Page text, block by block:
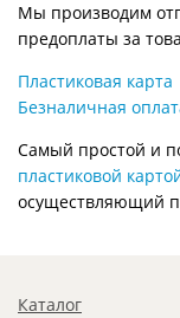
Мы производим
предоплаты за
Пластиковая карта
Безналичная
Самый простой и
пластиковой
осуществляющий
Каталог